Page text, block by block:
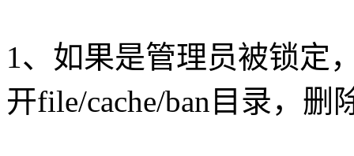
1、如果是管理员被锁定
开file/cache/ban目录，删